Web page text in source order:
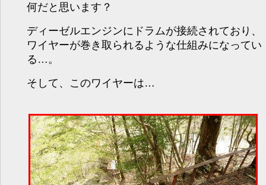
何だと思います？
ディーゼルエンジンにドラムが接続されており、
ワイヤーが巻き取られるような仕組みになってい
る…。
そして、このワイヤーは…